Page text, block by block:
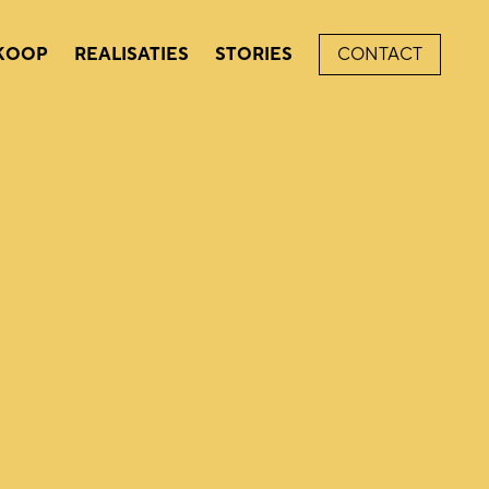
REALISATIES STORIES CONTACT